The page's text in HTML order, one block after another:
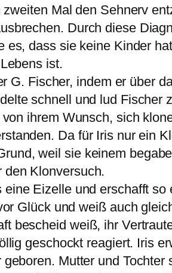
Mal den Sehnerv
Durch diese
dass sie keine Kinder
ist.
G. Fischer, indem er über
schnell und lud Fischer
ihrem Wunsch, sich
Da für Iris nur ein
weil sie keinem
den Klonversuch.
Eizelle und erschafft
Glück und weiß auch
bescheid weiß, ihr
geschockt reagiert. Iris
Mutter und